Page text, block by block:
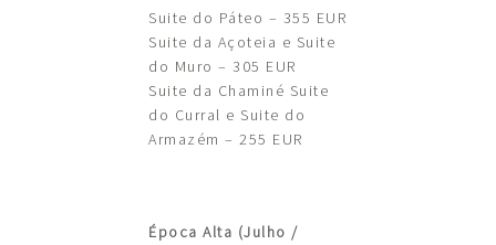
Suite do Páteo – 355 EUR
Suite da Açoteia e Suite
do Muro – 305 EUR
Suite da Chaminé Suite
do Curral e Suite do
Armazém – 255 EUR
Época Alta (Julho /